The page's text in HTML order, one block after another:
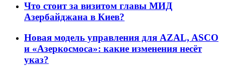
Что стоит за визитом главы МИД
Азербайджана в Киев?
Новая модель управления для AZAL, ASCO
и «Азеркосмоса»: какие изменения несёт
указ?